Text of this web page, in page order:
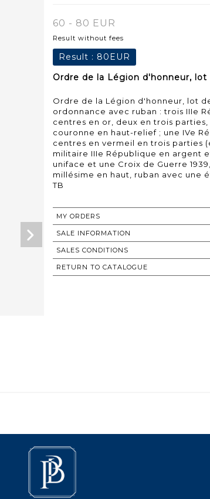
60 - 80 EUR
Result without fees
Result : 80EUR
Ordre de la Légion d'honneur,
Ordre de la Légion d'honneur, lot
ordonnance avec ruban : trois IIIe
centres en or, deux en trois
couronne en haut-relief ; une IVe
centres en vermeil en trois parties
militaire IIIe République en argent
uniface et une Croix de Guerre
millésime en haut, ruban avec une
MY ORDERS
SALE INFORMATION
SALES CONDITIONS
RETURN TO CATALOGUE